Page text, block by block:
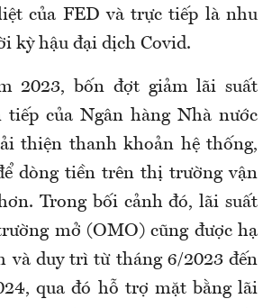
của FED và trực tiếp là nhu
kỳ hậu đại dịch Covid.
2023, bốn đợt giảm lãi suất
tiếp của Ngân hàng Nhà nước
thiện thanh khoản hệ thống,
dòng tiền trên thị trường vận
Trong bối cảnh đó, lãi suất
mở (OMO) cũng được hạ
và duy trì từ tháng 6/2023 đến
qua đó hỗ trợ mặt bằng lãi